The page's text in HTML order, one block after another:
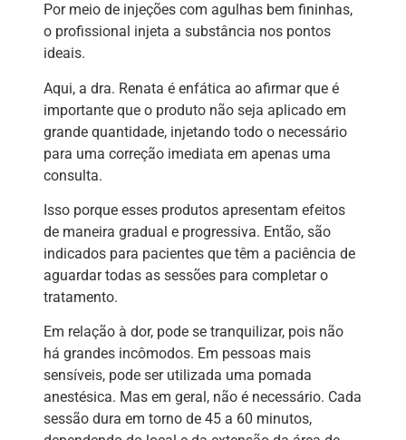
Por meio de injeções com agulhas bem fininhas,
o profissional injeta a substância nos pontos
ideais.
Aqui, a dra. Renata é enfática ao afirmar que é
importante que o produto não seja aplicado em
grande quantidade, injetando todo o necessário
para uma correção imediata em apenas uma
consulta.
Isso porque esses produtos apresentam efeitos
de maneira gradual e progressiva. Então, são
indicados para pacientes que têm a paciência de
aguardar todas as sessões para completar o
tratamento.
Em relação à dor, pode se tranquilizar, pois não
há grandes incômodos. Em pessoas mais
sensíveis, pode ser utilizada uma pomada
anestésica. Mas em geral, não é necessário. Cada
sessão dura em torno de 45 a 60 minutos,